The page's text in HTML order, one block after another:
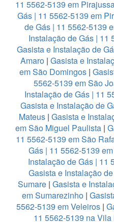
11 5562-5139 em
Gás | 11 5562-5139 em
de Gás | 11 5562-5139
Instalação de Gás | 11
Gasista e Instalação de
Amaro| Gasista e
em São Domingos|
5562-5139 em São
Instalação de Gás | 11
Gasista e Instalação de
Mateus | Gasista e
em São Miguel Paulista |
11 5562-5139 em São
Gás | 11 5562-5139
Instalação de Gás | 11
Gasista e Instalação
Sumare | Gasista e
em Sumarezinho |
5562-5139 em Veleiros |
11 5562-5139 na